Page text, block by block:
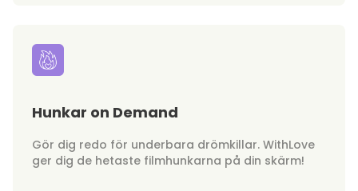
Hunkar on Demand
Gör dig redo för underbara drömkillar. WithLove
ger dig de hetaste filmhunkarna på din skärm!